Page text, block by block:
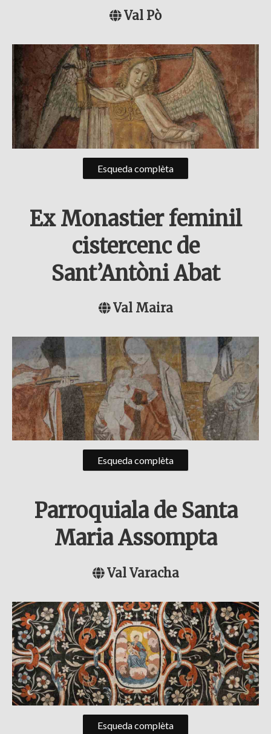
Val Pò
Esqueda complèta
Ex Monastier feminil
cistercenc de
Sant’Antòni Abat
Val Maira
Esqueda complèta
Parroquiala de Santa
Maria Assompta
Val Varacha
Esqueda complèta